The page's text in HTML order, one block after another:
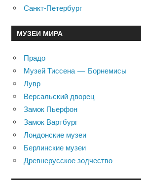
Санкт-Петербург
МУЗЕИ МИРА
Прадо
Музей Тиссена — Борнемисы
Лувр
Версальский дворец
Замок Пьерфон
Замок Вартбург
Лондонские музеи
Берлинские музеи
Древнерусское зодчество